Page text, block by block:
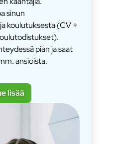
sinun
koulutuksesta (CV +
pian ja saat
ansioista.
lisää